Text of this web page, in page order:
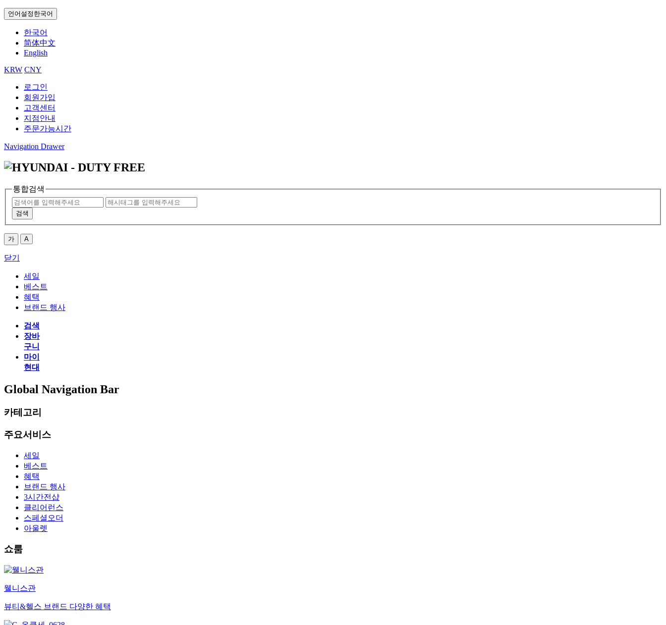
언어설정 한국어
한국어
简体中文
English
KRW CNY
로그인
회원가입
고객센터
지점안내
주문가능시간
Navigation Drawer
통합검색
검색
가 A
닫기
세일
베스트
혜택
브랜드 행사
검색
장바
구니
마이
현대
Global Navigation Bar
카테고리
주요서비스
세일
베스트
혜택
브랜드 행사
3시간전샵
클리어런스
스페셜오더
아울렛
쇼룸
웰니스관
뷰티&헬스 브랜드 다양한 혜택